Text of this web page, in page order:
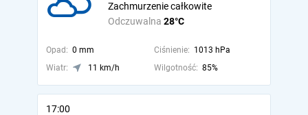
Odczuwalna 28°C
Zachmurzenie całkowite
Opad: 0 mm Ciśnienie: 1013 hPa
Wiatr:
11 km/h Wilgotność: 85%
17:00